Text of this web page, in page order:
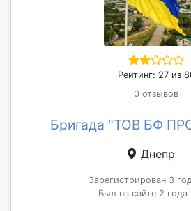
Рейтинг: 27 из
0 отзывов
Бригада "ТОВ БФ
Днепр
Зарегистрирован 3
Был на сайте 2 года